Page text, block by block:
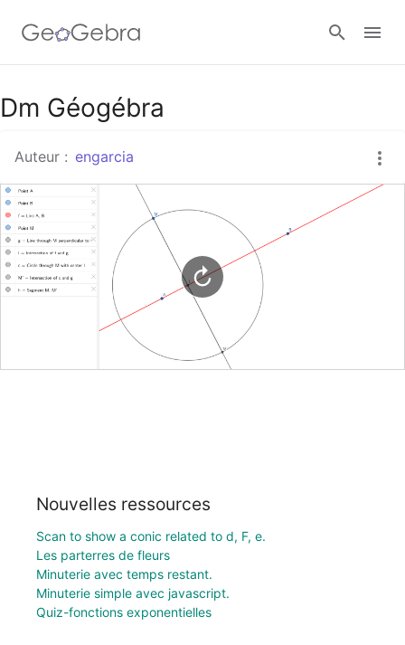
Google Classroom
Classe GeoGebra
Se connecter
Dm Géogébra
Auteur : engarcia
Nouvelles ressources
Scan to show a conic related to d, F, e.
Les parterres de fleurs
Minuterie avec temps restant.
Minuterie simple avec javascript.
Quiz-fonctions exponentielles